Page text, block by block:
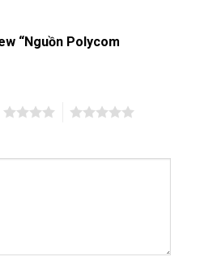
“Nguồn Polycom